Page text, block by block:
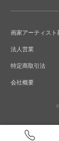
画家アーティスト
法人営業
特定商取引法
会社概要